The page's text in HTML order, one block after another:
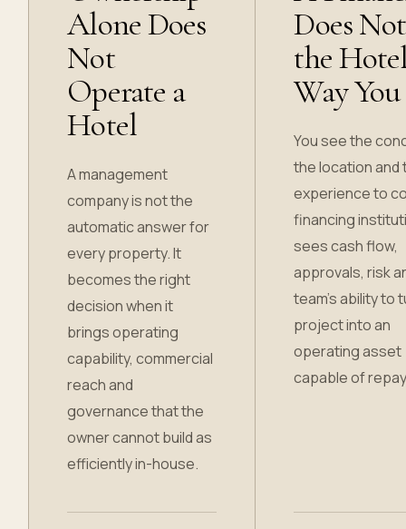
Alone Does
Not
Operate a
Hotel
A management
company is not the
automatic answer for
every property. It
becomes the right
decision when it
brings operating
capability, commercial
reach and
governance that the
owner cannot build as
efficiently in-house.
Does
the
Way
You see the
the location and
experience to
financing
sees cash flow,
approvals, risk
team’s ability to
project into an
operating asset
capable of